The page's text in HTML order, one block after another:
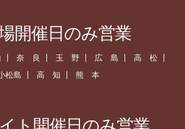
開催日のみ営業
奈 良 玉 野 広 島
高 松
松島
高 知 熊 本